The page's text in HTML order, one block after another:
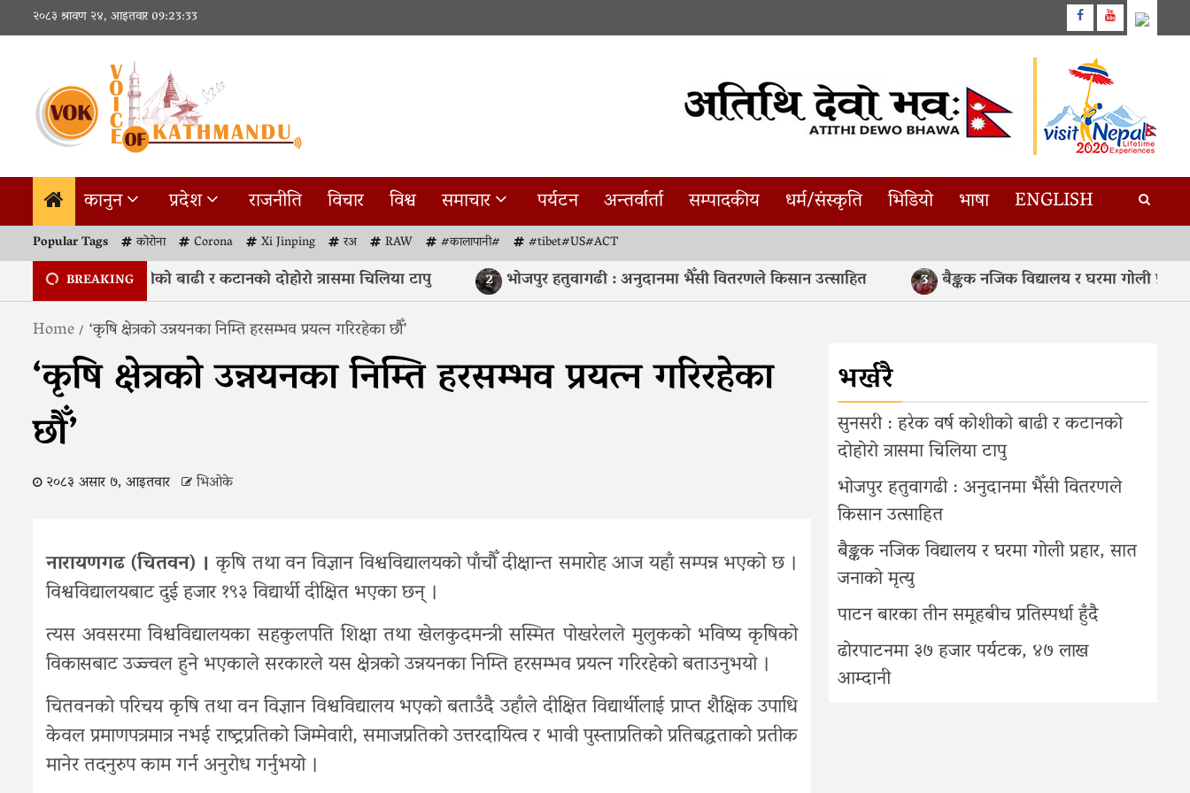
२०८३ श्रावण २४, आइतवार09:23:33 Facebook
Youtube
कानुन प्रदेश राजनीति विचार विश्व समाचार पर्यटन अन्तर्वार्ता सम्पादकीय धर्म/संस्कृति भिडियो भाषा ENGLISH
Popular Tags कोरोना Corona Xi Jinping रअ RAW #कालापानी#
#tibet#US#ACT
BREAKING
: हरेक वर्ष कोशीको बाढी र कटानको दोहोरो त्रासमा चिलिया टापु भोजपुर हतुवागढी : अनुदानमा भैँसी वितरणले किसान उत्साहित
बैङ्कक नजिक विद्यालय र घरमा गोली
Home ‘कृषि क्षेत्रको उन्नयनका निम्ति हरसम्भव प्रयत्न गरिरहेका छौँ’
‘कृषि क्षेत्रको उन्नयनका निम्ति हरसम्भव प्रयत्न गरिरहेका
छौँ’
२०८३ असार ७, आइतवार भिओके
नारायणगढ(चितवन) । कृषितथावनविज्ञानविश्वविद्यालयकोपाँचौँदीक्षान्तसमारोहआजयहाँसम्पन्नभएकोछ ।
विश्वविद्यालयबाटदुईहजार१९३विद्यार्थीदीक्षितभएकाछन् ।
त्यसअवसरमाविश्वविद्यालयकासहकुलपतिशिक्षातथाखेलकुदमन्त्रीसस्मित पोखरेललेमुलुकको भविष्यकृषिको
विकासबाटउज्ज्वलहुनेभएकालेसरकारलेयसक्षेत्रकोउन्नयनकानिम्तिहरसम्भवप्रयत्नगरिरहेकोबताउनुभयो ।
चितवनकोपरिचयकृषितथावनविज्ञानविश्वविद्यालयभएकोबताउँदैउहाँलेदीक्षितविद्यार्थीलाईप्राप्तशैक्षिकउपाधि
केवलप्रमाणपत्रमात्रनभईराष्ट्रप्रतिकोजिम्मेवारी,समाजप्रतिकोउत्तरदायित्वरभावीपुस्ताप्रतिकोप्रतिबद्धताकोप्रतीक
मानेरतदनुरुपकामगर्नअनुरोधगर्नुभयो ।
भर्खरै
सुनसरी : हरेक वर्ष कोशीको बाढी र कटानको
दोहोरो त्रासमा चिलिया टापु
भोजपुर हतुवागढी : अनुदानमा भैँसी वितरणले
किसान उत्साहित
बैङ्कक नजिक विद्यालय र घरमा गोली प्रहार, सात
जनाको मृत्यु
पाटन बारका तीन समूहबीच प्रतिस्पर्धा हुँदै
ढोरपाटनमा ३७ हजार पर्यटक, ४७ लाख
आम्दानी